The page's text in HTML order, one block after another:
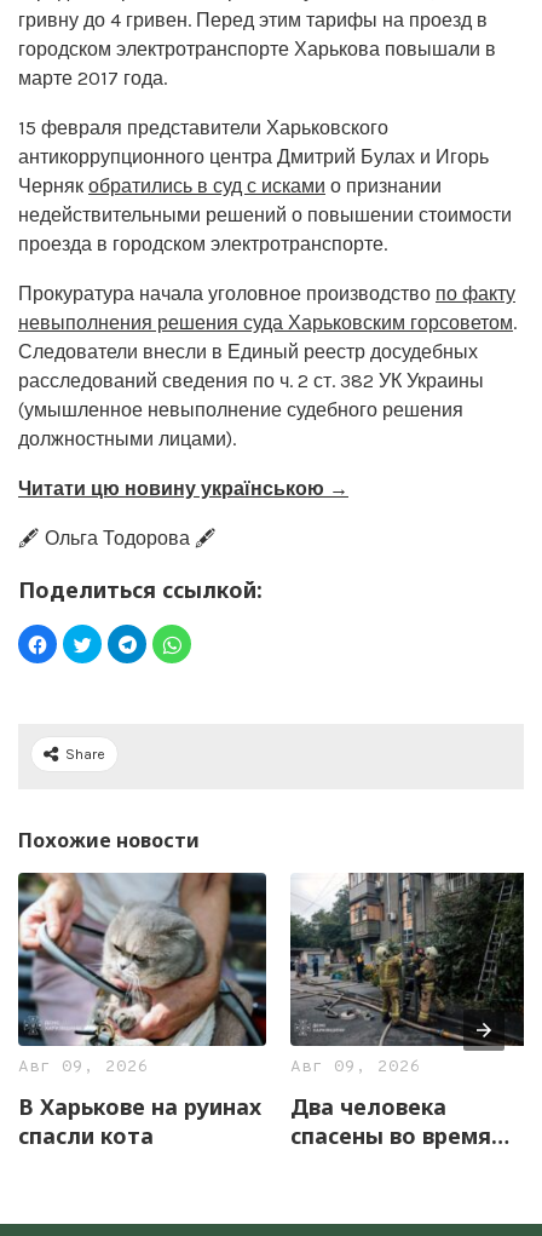
гривну до 4 гривен. Перед этим тарифы на проезд в
городском электротранспорте Харькова повышали в
марте 2017 года.
15 февраля представители Харьковского
антикоррупционного центра Дмитрий Булах и Игорь
Черняк обратились в суд с исками о признании
недействительными решений о повышении стоимости
проезда в городском электротранспорте.
Прокуратура начала уголовное производство по факту
невыполнения решения суда Харьковским горсоветом.
Следователи внесли в Единый реестр досудебных
расследований сведения по ч. 2 ст. 382 УК Украины
(умышленное невыполнение судебного решения
должностными лицами).
Читати цю новину українською →
🖋️ Ольга Тодорова 🖋️
Поделиться ссылкой:
Share
Похожие новости
Авг 09, 2026
В Харькове на руинах
спасли кота
Авг 09, 2026
Два человека
спасены во время